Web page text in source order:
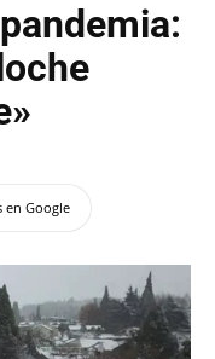
en Google